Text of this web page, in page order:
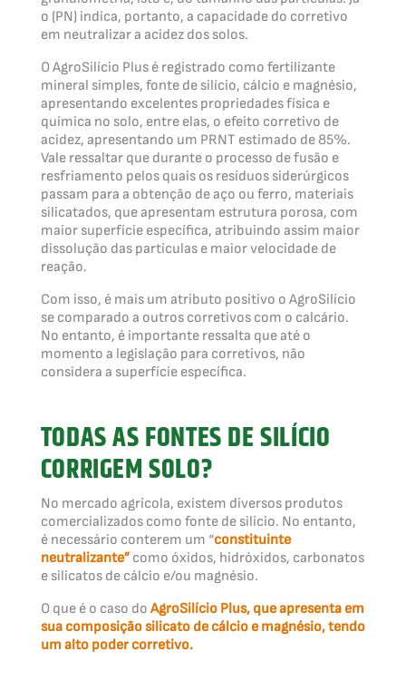
o (PN) indica, portanto, a capacidade do corretivo
em neutralizar a acidez dos solos.
O AgroSilício Plus é registrado como fertilizante
mineral simples, fonte de silício, cálcio e magnésio,
apresentando excelentes propriedades física e
química no solo, entre elas, o efeito corretivo de
acidez, apresentando um PRNT estimado de 85%.
Vale ressaltar que durante o processo de fusão e
resfriamento pelos quais os resíduos siderúrgicos
passam para a obtenção de aço ou ferro, materiais
silicatados, que apresentam estrutura porosa, com
maior superfície específica, atribuindo assim maior
dissolução das partículas e maior velocidade de
reação.
Com isso, é mais um atributo positivo o AgroSilício
se comparado a outros corretivos com o calcário.
No entanto, é importante ressalta que até o
momento a legislação para corretivos, não
considera a superfície específica.
TODAS AS FONTES DE SILÍCIO
CORRIGEM SOLO?
No mercado agrícola, existem diversos produtos
comercializados como fonte de silício. No entanto,
é necessário conterem um “constituinte
neutralizante”como óxidos, hidróxidos, carbonatos
e silicatos de cálcio e/ou magnésio.
O que é o caso do AgroSilício Plus, que apresenta em
sua composição silicato de cálcio e magnésio, tendo
um alto poder corretivo.